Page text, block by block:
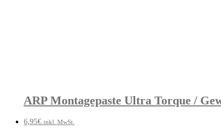
ARP Montagepaste Ultra Torque /
6,95€ inkl. MwSt.